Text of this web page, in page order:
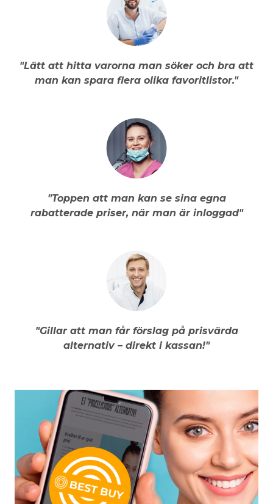
"Lätt att hitta varorna man söker och bra att
man kan spara flera olika favoritlistor."
"Toppen att man kan se sina egna
rabatterade priser, när man är inloggad"
"Gillar att man får förslag på prisvärda
alternativ – direkt i kassan!"